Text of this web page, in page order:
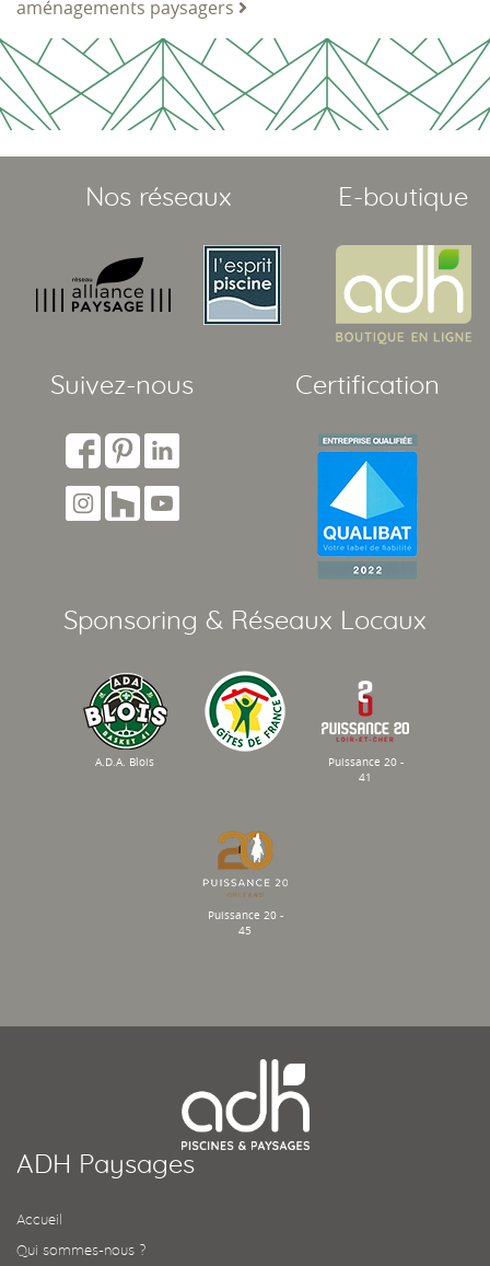
aménagements paysagers
Nos réseaux E-boutique
Suivez-nous Certification
Sponsoring & Réseaux Locaux
A.D.A. Blois
Puissance 20 -
41
Puissance 20 -
45
ADH Paysages
Accueil
Qui sommes-nous ?